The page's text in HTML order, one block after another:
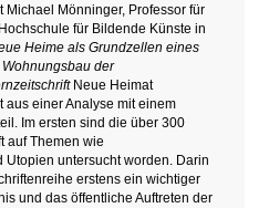
Michael Mönninger, Professor für
für Bildende Künste in
Heime als Grundzellen eines
Wohnungsbau der
Neue Heimat
aus einer Analyse mit einem
Im ersten sind die über 300
auf Themen wie
Utopien untersucht worden. Darin
erstens ein wichtiger
und das öffentliche Auftreten der